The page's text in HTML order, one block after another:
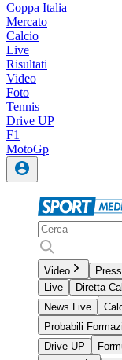
Coppa Italia
Mercato
Calcio
Live
Risultati
Video
Foto
Tennis
Drive UP
F1
MotoGp
Video
Live
Diretta
News Live
Probabili
Drive UP